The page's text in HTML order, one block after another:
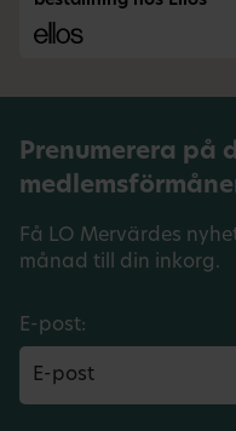
Prenumerera på
Få LO Mervärdes
månad till din inkorg.
E-post: